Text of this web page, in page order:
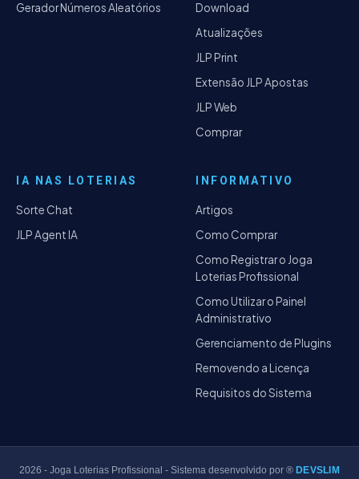
Gerador Números Aleatórios
Download
Atualizações
JLP Print
Extensão JLP Apostas
JLP Web
Comprar
IA NAS LOTERIAS
Sorte Chat
JLP Agent IA
INFORMATIVO
Artigos
Como Comprar
Como Registrar o Joga
Loterias Profissional
Como Utilizar o Painel
Administrativo
Gerenciamento de Plugins
Removendo a Licença
Requisitos do Sistema
2026 - Joga Loterias Profissional - Sistema desenvolvido por ® DEVSLIM